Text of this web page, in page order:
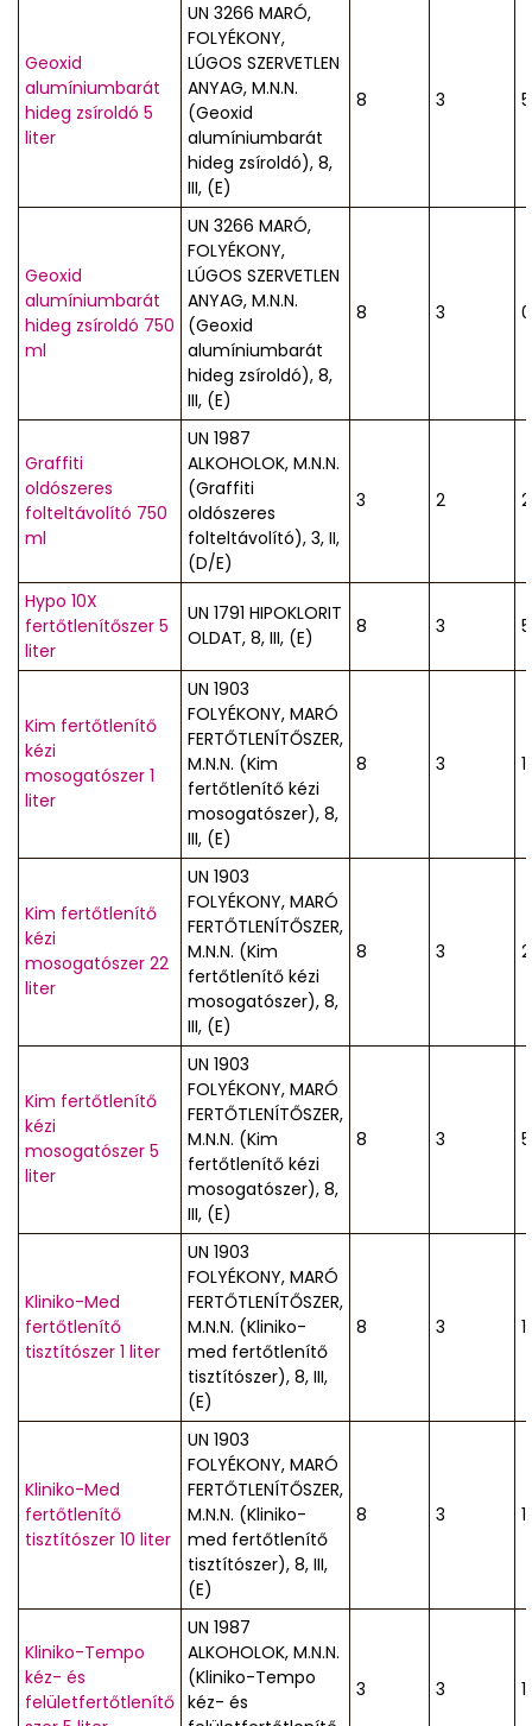
Geoxid
alumíniumbarát
hideg zsíroldó 5
liter
UN 3266 MARÓ,
FOLYÉKONY,
LÚGOS SZERVETLEN
ANYAG, M.N.N.
(Geoxid
alumíniumbarát
hideg zsíroldó), 8,
III, (E)
8 3
Geoxid
alumíniumbarát
hideg zsíroldó 750
ml
UN 3266 MARÓ,
FOLYÉKONY,
LÚGOS SZERVETLEN
ANYAG, M.N.N.
(Geoxid
alumíniumbarát
hideg zsíroldó), 8,
III, (E)
8 3
Graffiti
oldószeres
folteltávolító 750
ml
UN 1987
ALKOHOLOK, M.N.N.
(Graffiti
oldószeres
folteltávolító), 3, II,
(D/E)
3 2
Hypo 10X
fertőtlenítőszer 5
liter
UN 1791 HIPOKLORIT
OLDAT, 8, III, (E)
8 3
Kim fertőtlenítő
kézi
mosogatószer 1
liter
UN 1903
FOLYÉKONY, MARÓ
FERTŐTLENÍTŐSZER,
M.N.N. (Kim
fertőtlenítő kézi
mosogatószer), 8,
III, (E)
8 3
Kim fertőtlenítő
kézi
mosogatószer 22
liter
UN 1903
FOLYÉKONY, MARÓ
FERTŐTLENÍTŐSZER,
M.N.N. (Kim
fertőtlenítő kézi
mosogatószer), 8,
III, (E)
8 3
Kim fertőtlenítő
kézi
mosogatószer 5
liter
UN 1903
FOLYÉKONY, MARÓ
FERTŐTLENÍTŐSZER,
M.N.N. (Kim
fertőtlenítő kézi
mosogatószer), 8,
III, (E)
8 3
Kliniko-Med
fertőtlenítő
tisztítószer 1 liter
UN 1903
FOLYÉKONY, MARÓ
FERTŐTLENÍTŐSZER,
M.N.N. (Kliniko-
med fertőtlenítő
tisztítószer), 8, III,
(E)
8 3
Kliniko-Med
fertőtlenítő
tisztítószer 10 liter
UN 1903
FOLYÉKONY, MARÓ
FERTŐTLENÍTŐSZER,
M.N.N. (Kliniko-
med fertőtlenítő
tisztítószer), 8, III,
(E)
8 3
Kliniko-Tempo
kéz- és
felületfertőtlenítő
UN 1987
ALKOHOLOK, M.N.N.
(Kliniko-Tempo
kéz- és
3 3